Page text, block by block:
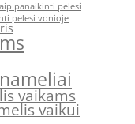
panaikinti pelesi
pelesi vonioje
vaikams
vaikui